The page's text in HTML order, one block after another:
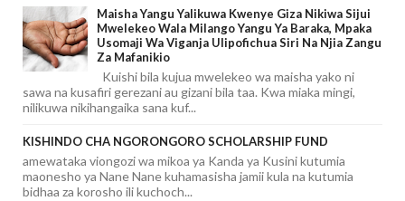
Maisha Yangu Yalikuwa Kwenye Giza Nikiwa Sijui
Mwelekeo Wala Milango Yangu Ya Baraka, Mpaka
Usomaji Wa Viganja Ulipofichua Siri Na Njia Zangu
Za Mafanikio
Kuishi bila kujua mwelekeo wa maisha yako ni
sawa na kusafiri gerezani au gizani bila taa. Kwa miaka mingi,
nilikuwa nikihangaika sana kuf...
KISHINDO CHA NGORONGORO SCHOLARSHIP FUND
amewataka viongozi wa mikoa ya Kanda ya Kusini kutumia
maonesho ya Nane Nane kuhamasisha jamii kula na kutumia
bidhaa za korosho ili kuchoch...